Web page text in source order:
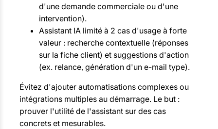
d'une demande commerciale ou d'une
intervention).
Assistant IA limité à 2 cas d'usage à forte
valeur : recherche contextuelle (réponses
sur la fiche client) et suggestions d'action
(ex. relance, génération d'un e-mail type).
Évitez d'ajouter automatisations complexes ou
intégrations multiples au démarrage. Le but :
prouver l'utilité de l'assistant sur des cas
concrets et mesurables.